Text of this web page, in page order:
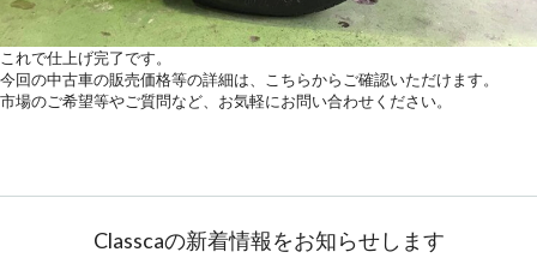
これで仕上げ完了です。
今回の中古車の販売価格等の詳細は、
こちらから ご確認いただけます。
市場のご希望等やご質問など、お気軽にお問い合わせください。
Classcaの新着情報をお知らせします